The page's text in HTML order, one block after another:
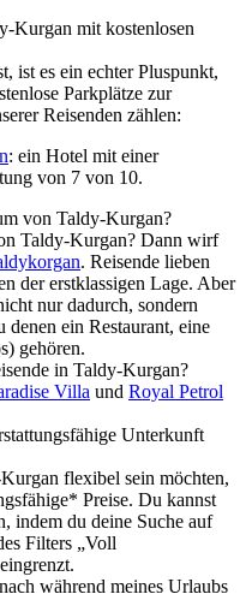
Kurgan mit kostenlosen
ist es ein echter Pluspunkt,
Parkplätze zur
Reisenden zählen:
: ein Hotel mit einer
von 7 von 10.
von Taldy-Kurgan?
Taldy-Kurgan? Dann wirf
. Reisende lieben
der erstklassigen Lage. Aber
nur dadurch, sondern
ein Restaurant, eine
gehören.
in Taldy-Kurgan?
Villa und Royal Petrol
Unterkunft
flexibel sein möchten,
Preise. Du kannst
indem du deine Suche auf
Filters „Voll
während meines Urlaubs